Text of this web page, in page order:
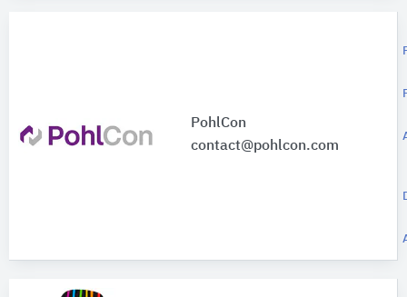
PohlCon
contact@pohlcon.com